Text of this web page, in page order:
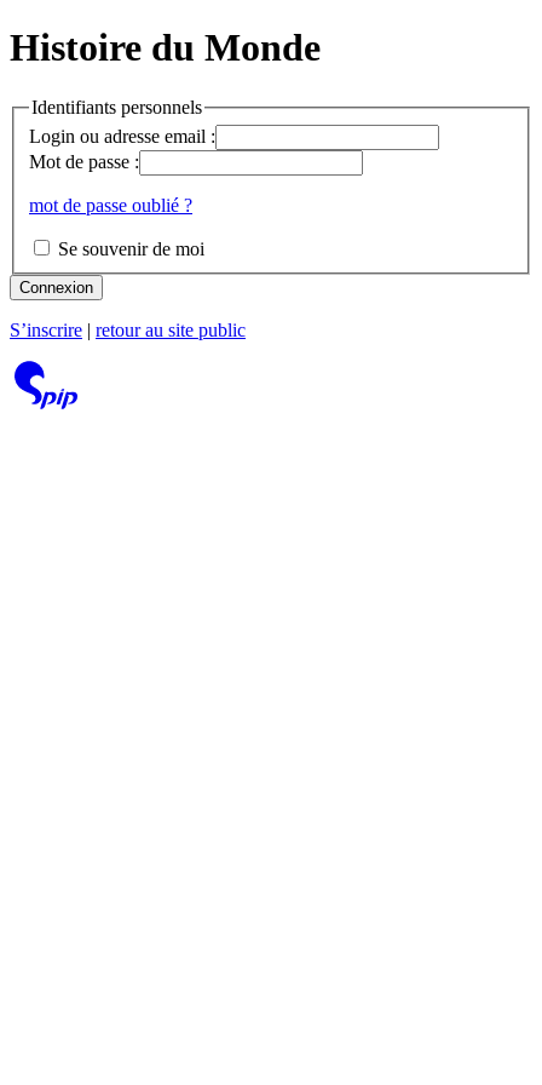
Histoire du Monde
Identifiants personnels
Login ou adresse email :
Mot de passe :
mot de passe oublié ?
Se souvenir de moi
Connexion
S’inscrire retour au site public